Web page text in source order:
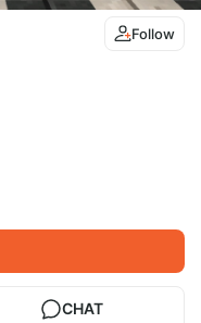
Follow
CHAT